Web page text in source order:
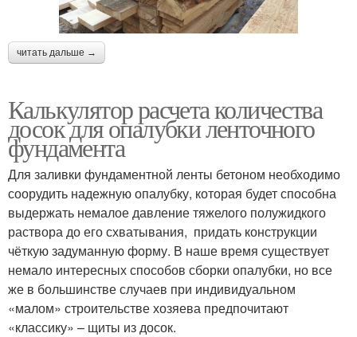
читать дальше →
Калькулятор расчета количества
досок для опалубки ленточного
фундамента
Для заливки фундаментной ленты бетоном необходимо
соорудить надежную опалубку, которая будет способна
выдержать немалое давление тяжелого полужидкого
раствора до его схватывания, придать конструкции
чёткую задуманную форму. В наше время существует
немало интересных способов сборки опалубки, но все
же в большинстве случаев при индивидуальном
«малом» строительстве хозяева предпочитают
«классику» – щиты из досок.